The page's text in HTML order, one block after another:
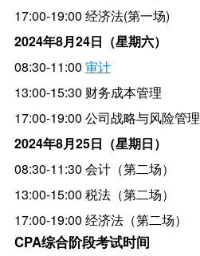
17:00-19:00 经济法(第一场)
2024年8月24日（星期六）
08:30-11:00 审计
13:00-15:30 财务成本管理
17:00-19:00 公司战略与风险管理
2024年8月25日（星期日）
08:30-11:30 会计（第二场）
13:00-15:00 税法（第二场）
17:00-19:00 经济法（第二场）
CPA综合阶段考试时间